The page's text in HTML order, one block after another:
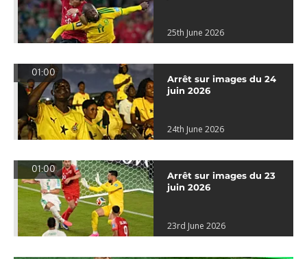
25th June 2026
01:00
Arrêt sur images du 24
juin 2026
24th June 2026
01:00
Arrêt sur images du 23
juin 2026
23rd June 2026